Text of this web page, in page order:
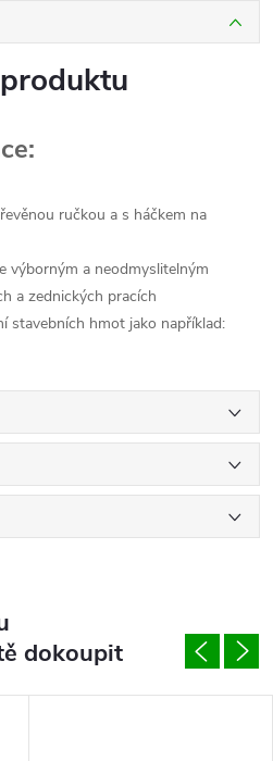
ručkou a s háčkem na
výborným a neodmyslitelným
a zednických pracích
stavebních hmot jako například:
dokoupit